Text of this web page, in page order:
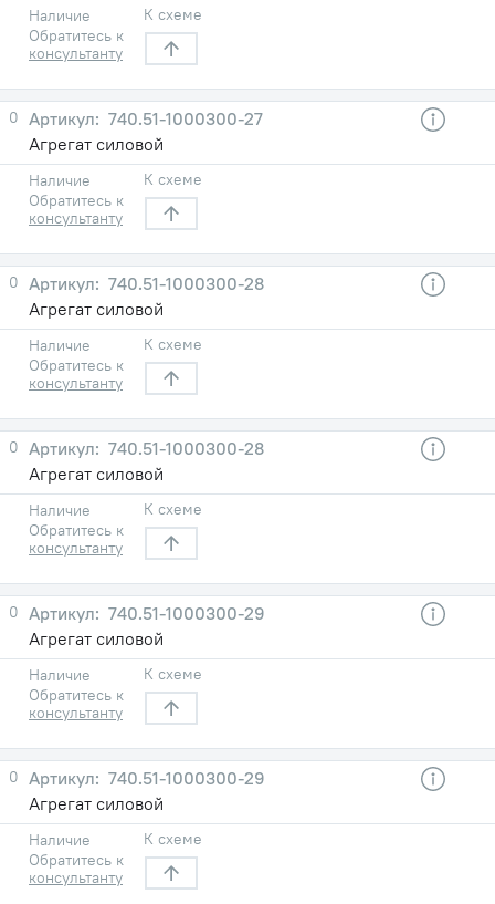
Наличие
Обратитесь к
консультанту
К схеме
0
740.51-1000300-27
Агрегат силовой
Наличие
Обратитесь к
консультанту
К схеме
0
740.51-1000300-28
Агрегат силовой
Наличие
Обратитесь к
консультанту
К схеме
0
740.51-1000300-28
Агрегат силовой
Наличие
Обратитесь к
консультанту
К схеме
0
740.51-1000300-29
Агрегат силовой
Наличие
Обратитесь к
консультанту
К схеме
0
740.51-1000300-29
Агрегат силовой
Наличие
Обратитесь к
консультанту
К схеме